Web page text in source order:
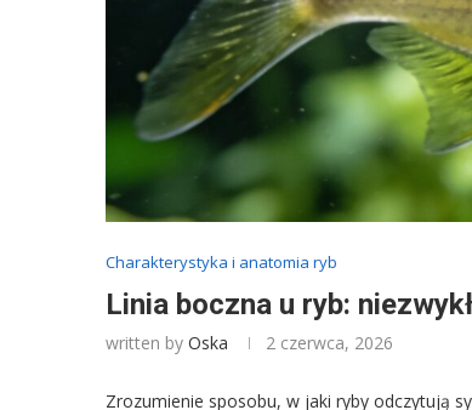
Charakterystyka i anatomia ryb
Linia boczna u ryb:
written by Oska 2 czerwca, 2026
Zrozumienie sposobu, w jaki ryby odczytują